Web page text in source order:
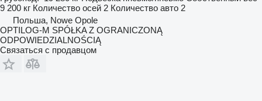
9 200 кг Количество осей 2 Количество авто 2
Польша, Nowe Opole
OPTILOG-M SPÓŁKA Z OGRANICZONĄ
ODPOWIEDZIALNOŚCIĄ
Связаться с продавцом